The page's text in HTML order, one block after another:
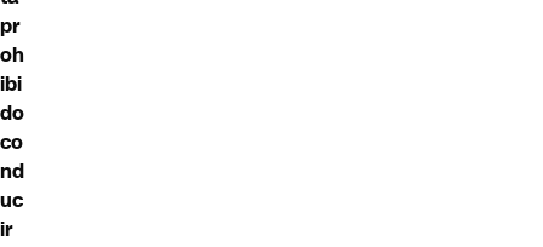
pr
oh
ibi
do
co
nd
uc
ir